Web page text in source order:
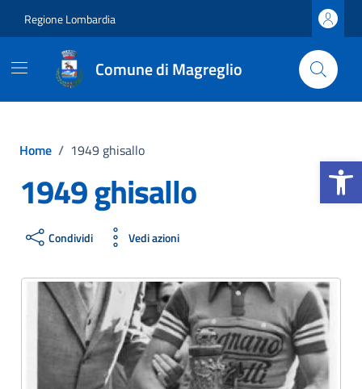
Apri la
Regione Lombardia
Comune di Magreglio
Home / 1949 ghisallo
1949 ghisallo
Condividi Vedi azioni